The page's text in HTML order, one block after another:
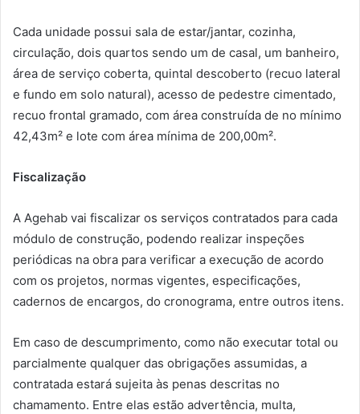
Cada unidade possui sala de estar/jantar, cozinha,
circulação, dois quartos sendo um de casal, um banheiro,
área de serviço coberta, quintal descoberto (recuo lateral
e fundo em solo natural), acesso de pedestre cimentado,
recuo frontal gramado, com área construída de no mínimo
42,43m² e lote com área mínima de 200,00m².
Fiscalização
A Agehab vai fiscalizar os serviços contratados para cada
módulo de construção, podendo realizar inspeções
periódicas na obra para verificar a execução de acordo
com os projetos, normas vigentes, especificações,
cadernos de encargos, do cronograma, entre outros itens.
Em caso de descumprimento, como não executar total ou
parcialmente qualquer das obrigações assumidas, a
contratada estará sujeita às penas descritas no
chamamento. Entre elas estão advertência, multa,